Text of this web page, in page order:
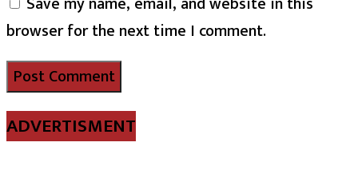
browser for the next time I comment.
ADVERTISMENT